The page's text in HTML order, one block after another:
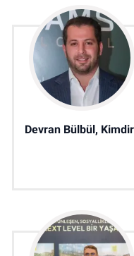
Devran Bülbül,